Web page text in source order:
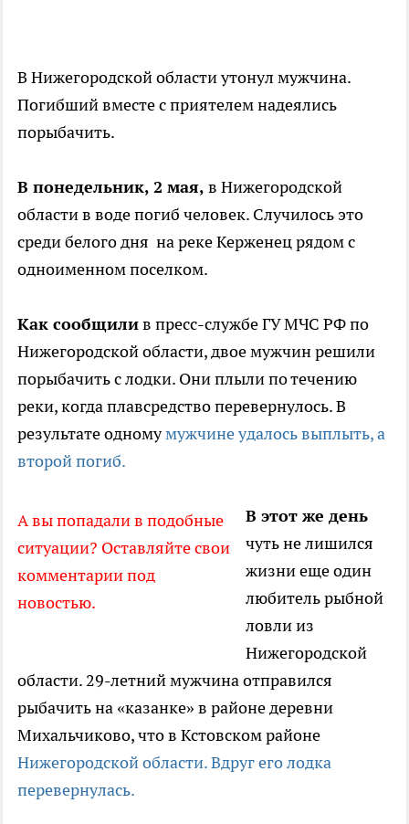
В Нижегородской области утонул мужчина.
Погибший вместе с приятелем надеялись
порыбачить.
В понедельник, 2 мая, в Нижегородской
области в воде погиб человек. Случилось это
среди белого дня на реке Керженец рядом с
одноименном поселком.
Как сообщилив пресс-службе ГУ МЧС РФ по
Нижегородской области, двое мужчин решили
порыбачить с лодки. Они плыли по течению
реки, когда плавсредство перевернулось. В
результате одномумужчине удалось выплыть, а
второй погиб.
А вы попадали в подобные
ситуации? Оставляйте свои
комментарии под
новостью.
В этот же день
чуть не лишился
жизни еще один
любитель рыбной
ловли из
Нижегородской
области. 29-летний мужчина отправился
рыбачить на «казанке» в районе деревни
Михальчиково, что в Кстовском районе
Нижегородской области. Вдруг его лодка
перевернулась.